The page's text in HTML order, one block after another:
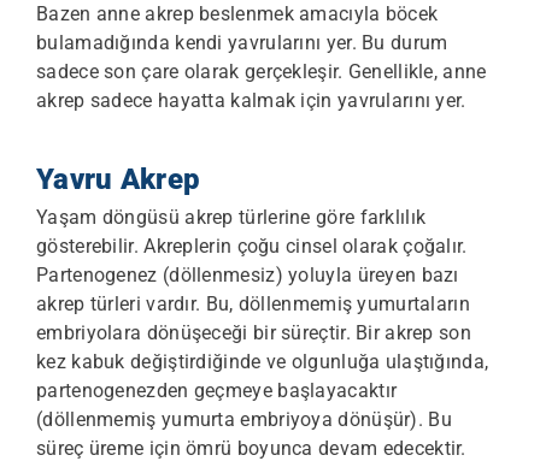
Bazen anne akrep beslenmek amacıyla böcek
bulamadığında kendi yavrularını yer. Bu durum
sadece son çare olarak gerçekleşir. Genellikle, anne
akrep sadece hayatta kalmak için yavrularını yer.
Yavru Akrep
Yaşam döngüsü akrep türlerine göre farklılık
gösterebilir. Akreplerin çoğu cinsel olarak çoğalır.
Partenogenez (döllenmesiz) yoluyla üreyen bazı
akrep türleri vardır. Bu, döllenmemiş yumurtaların
embriyolara dönüşeceği bir süreçtir. Bir akrep son
kez kabuk değiştirdiğinde ve olgunluğa ulaştığında,
partenogenezden geçmeye başlayacaktır
(döllenmemiş yumurta embriyoya dönüşür). Bu
süreç üreme için ömrü boyunca devam edecektir.